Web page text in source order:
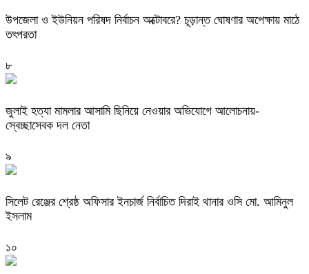
উপজেলা ও ইউনিয়ন পরিষদ নির্বাচন অক্টোবরে? চূড়ান্ত ঘোষণার অপেক্ষায় মাঠে
তৎপরতা
৮
জুলাই হত্যা মামলার আসামি ছিনিয়ে নেওয়ার অভিযোগে আলোচনায়-
স্বেচ্ছাসেবক দল নেতা
৯
‎সিলেট রেঞ্জের শ্রেষ্ঠ অফিসার ইনচার্জ নির্বাচিত দিরাই থানার ওসি মো. আমিনুল
ইসলাম
১০